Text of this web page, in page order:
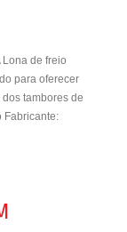
Lona de freio
para oferecer
tambores de
Fabricante: